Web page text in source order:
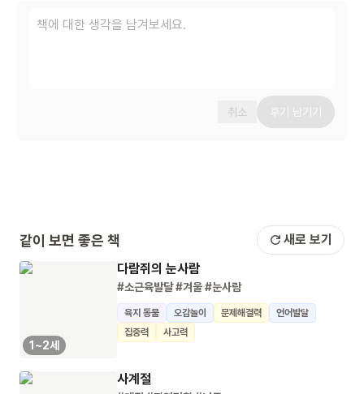
취소 후기 남기기
같이 보면 좋은 책 새로 보기
1~2세
다람쥐의 눈사람
#소근육발달#겨울#눈사람
육지 동물 오감놀이 문제해결력
언어발달
집중력
사고력
사계절